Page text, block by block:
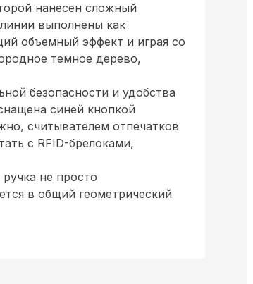
нанесен сложный
выполнены как
объемный эффект и играя со
темное дерево,
безопасности и удобства
синей кнопкой
считывателем отпечатков
с RFID-брелоками,
не просто
в общий геометрический